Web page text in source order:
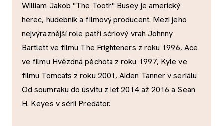
William Jakob "The Tooth" Busey je americký
herec, hudebník a filmový producent. Mezi jeho
nejvýraznější role patří sériový vrah Johnny
Bartlett ve filmu The Frighteners z roku 1996, Ace
ve filmu Hvězdná pěchota z roku 1997, Kyle ve
filmu Tomcats z roku 2001, Aiden Tanner v seriálu
Od soumraku do úsvitu z let 2014 až 2016 a Sean
H. Keyes v sérii Predátor.